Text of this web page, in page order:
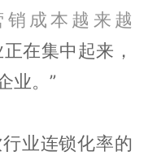
销成本越来越
在集中起来，
业。”
业连锁化率的